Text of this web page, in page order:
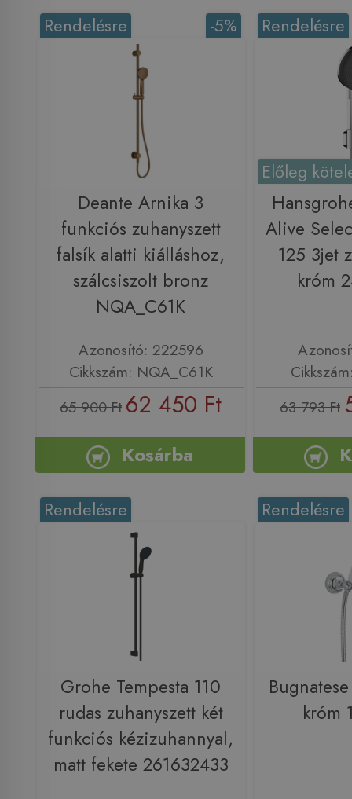
-5%
Rendelésre
Deante Arnika 3
funkciós zuhanyszett
falsík alatti kiálláshoz,
szálcsiszolt bronz
NQA_C61K
Azonosító: 222596
Cikkszám: NQA_C61K
65 900 Ft 62 450 Ft
Kosárba
Rendelésre
Előleg
Alive
125 3jet
króm
63 793 Ft
Rendelésre
Grohe Tempesta 110
rudas zuhanyszett két
funkciós kézizuhannyal,
matt fekete 261632433
Rendelésre
króm